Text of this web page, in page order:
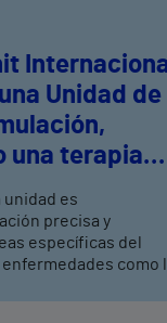
Unidad de
una terapia
trata
como la
el dolor
unidad es
precisa y
específicas del
como